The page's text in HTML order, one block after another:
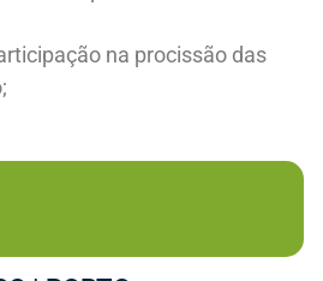
na procissão das